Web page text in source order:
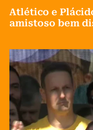
Atlético e
amistoso bem